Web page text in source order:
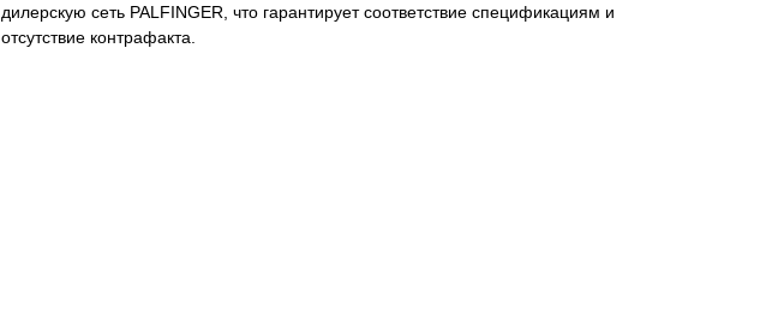
дилерскую сеть PALFINGER, что гарантирует соответствие спецификациям и
отсутствие контрафакта.